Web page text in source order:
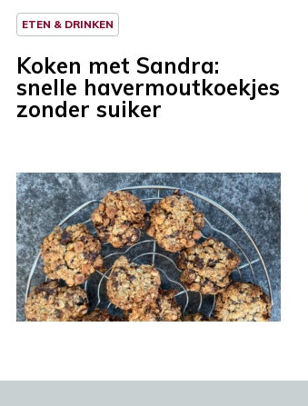
ETEN & DRINKEN
Koken met Sandra:
snelle havermoutkoekjes
zonder suiker